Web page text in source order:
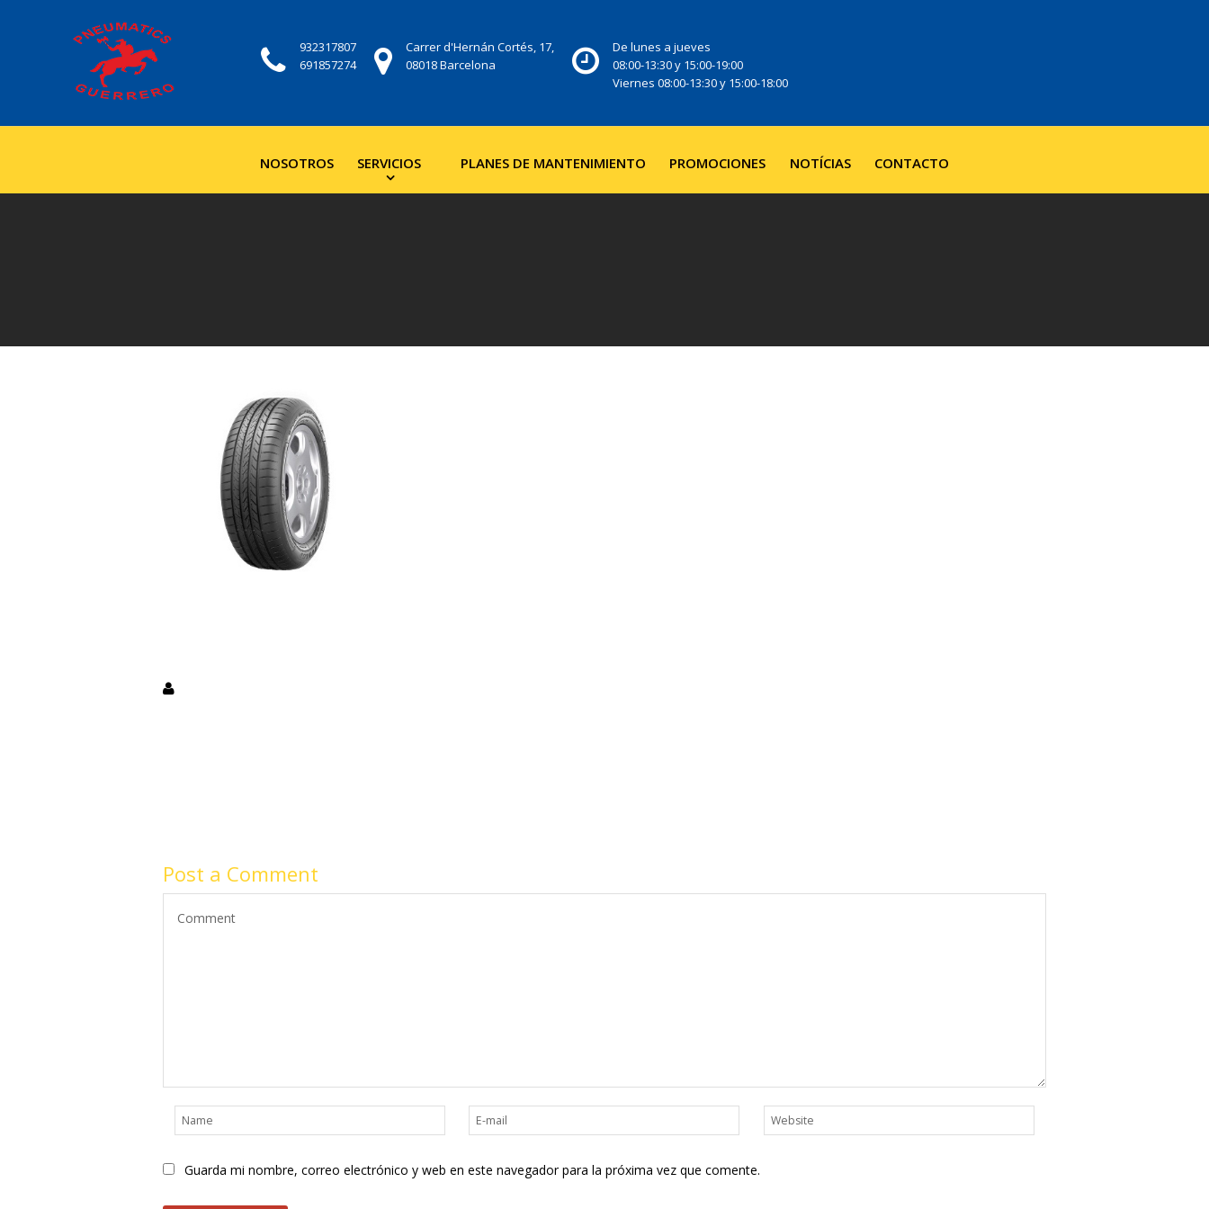
932317807
691857274
Carrer d'Hernán Cortés, 17,
08018 Barcelona
De lunes a jueves
08:00-13:30 y 15:00-19:00
Viernes 08:00-13:30 y 15:00-18:00
NOSOTROS SERVICIOS PLANES DE MANTENIMIENTO PROMOCIONES NOTÍCIAS CONTACTO
Post a Comment
Guarda mi nombre, correo electrónico y web en este navegador para la próxima vez que comente.